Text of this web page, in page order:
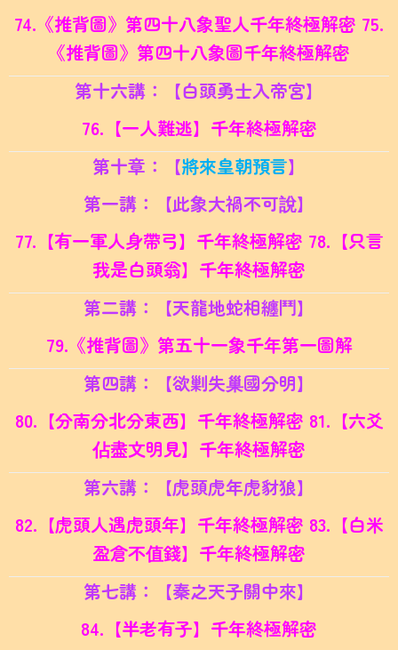
74.《推背圖》第四十八象聖人千年終極解密 75.
《推背圖》第四十八象圖千年終極解密
第十六講：【白頭勇士入帝宮】
76.【一人難逃】千年終極解密
第十章：【將來皇朝預言】
第一講：【此象大禍不可說】
77.【有一軍人身帶弓】千年終極解密 78. 【只言
我是白頭翁】千年終極解密
第二講：【天龍地蛇相纏鬥】
79.《推背圖》第五十一象千年第一圖解
第四講：【欲剿失巢國分明】
80.【分南分北分東西】千年終極解密 81. 【六爻
佔盡文明見】千年終極解密
第六講：【虎頭虎年虎豺狼】
82.【虎頭人遇虎頭年】千年終極解密 83. 【白米
盈倉不值錢】千年終極解密
第七講：【秦之天子關中來】
84.【半老有子】千年終極解密